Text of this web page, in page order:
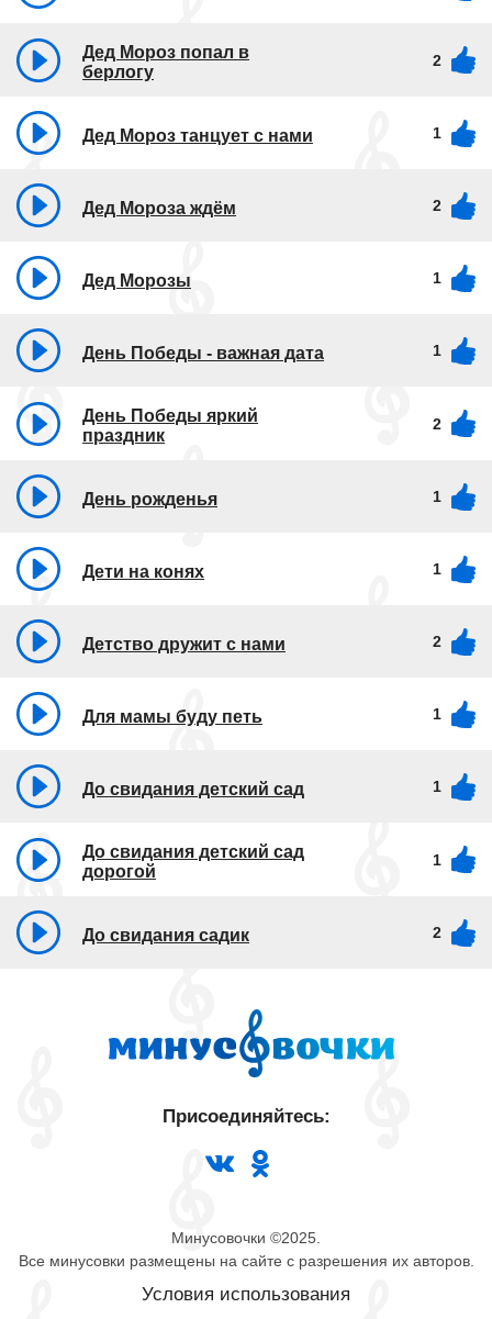
Дед Мороз попал в
берлогу
2
Дед Мороз танцует с нами 1
Дед Мороза ждём 2
Дед Морозы 1
День Победы - важная дата 1
День Победы яркий
праздник
2
День рожденья 1
Дети на конях 1
Детство дружит с нами 2
Для мамы буду петь 1
До свидания детский сад 1
До свидания детский сад
дорогой
1
До свидания садик 2
Минусовочки ©2025.
Все минусовки размещены на сайте с разрешения их авторов.
Условия использования
Присоединяйтесь: